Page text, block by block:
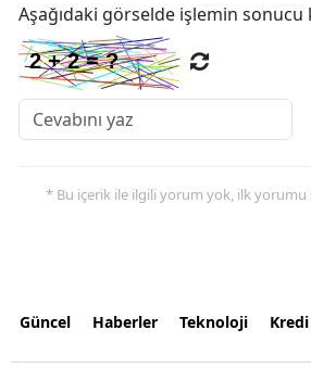
Aşağıdaki görselde işlemin sonucu
* Bu içerik ile ilgili yorum yok, ilk yorumu
Güncel Haberler Teknoloji Kredi